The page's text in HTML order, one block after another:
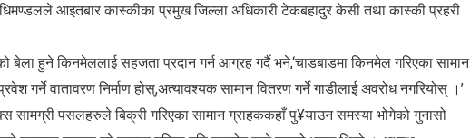
आइतबार कास्कीका प्रमुख जिल्ला अधिकारी टेकबहादुर केसी तथा कास्की प्रहरी
हुने किनमेललाई सहजता प्रदान गर्न आग्रह गर्दै भने,‘चाडबाडमा किनमेल गरिएका सामान
गर्ने वातावरण निर्माण होस्,अत्यावश्यक सामान वितरण गर्ने गाडीलाई अवरोध नगरियोस् ।’
सामग्री पसलहरुले बिक्री गरिएका सामान ग्राहककहाँ पु¥याउन समस्या भोगेको गुनासो